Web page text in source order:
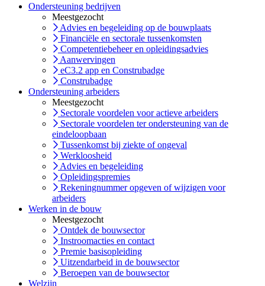
Ondersteuning bedrijven
Meestgezocht
Advies en begeleiding op de bouwplaats
Financiële en sectorale tussenkomsten
Competentiebeheer en opleidingsadvies
Aanwervingen
eC3.2 app en Construbadge
Construbadge
Ondersteuning arbeiders
Meestgezocht
Sectorale voordelen voor actieve arbeiders
Sectorale voordelen ter ondersteuning van de
eindeloopbaan
Tussenkomst bij ziekte of ongeval
Werkloosheid
Advies en begeleiding
Opleidingspremies
Rekeningnummer opgeven of wijzigen voor
arbeiders
Werken in de bouw
Meestgezocht
Ontdek de bouwsector
Instroomacties en contact
Premie basisopleiding
Uitzendarbeid in de bouwsector
Beroepen van de bouwsector
Welzijn